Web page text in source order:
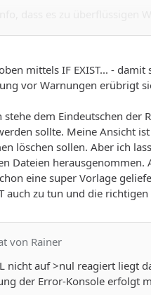
Dosbox, die bei mir die
muss jetzt noch mal sein ....
mittels IF EXIST... -
vor Warnungen erübrigt
stehe dem Eindeutschen der
sollte. Meine Ansicht
löschen sollen. Aber ich
Dateien
eine super Vorlage
auch zu tun und die
von Rainer
nicht auf >nul reagiert liegt
der Error-Konsole erfolgt